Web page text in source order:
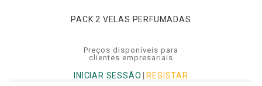
PACK 2 VELAS PERFUMADAS
Preços disponíveis para
clientes empresariais
INICIAR SESSÃO REGISTAR